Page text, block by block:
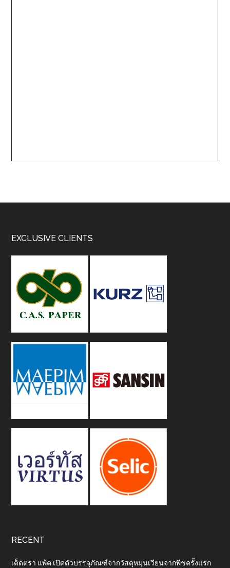
Footer
EXCLUSIVE CLIENTS
RECENT
เต็ดตรา แพ้ค เปิดตัวบรรจุภัณฑ์จากวัสดุหมุนเวียนจากพืชครั้งแรก